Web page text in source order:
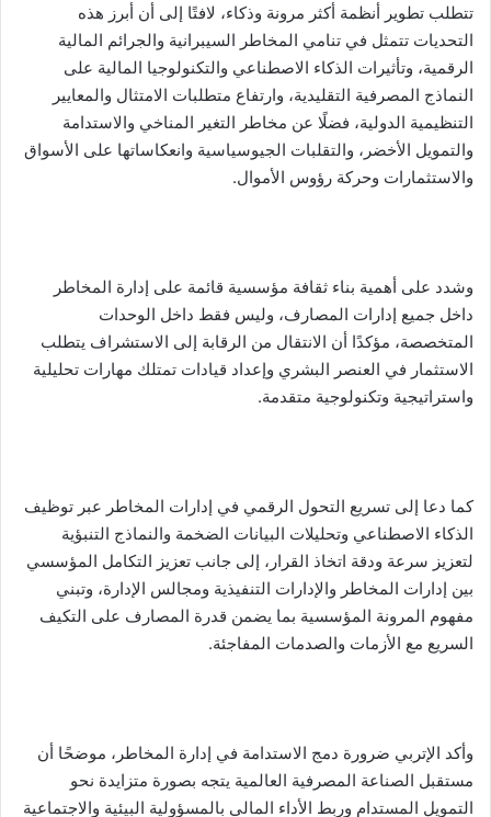
تتطلب تطوير أنظمة أكثر مرونة وذكاء، لافتًا إلى أن أبرز هذه
التحديات تتمثل في تنامي المخاطر السيبرانية والجرائم المالية
الرقمية، وتأثيرات الذكاء الاصطناعي والتكنولوجيا المالية على
النماذج المصرفية التقليدية، وارتفاع متطلبات الامتثال والمعايير
التنظيمية الدولية، فضلًا عن مخاطر التغير المناخي والاستدامة
والتمويل الأخضر، والتقلبات الجيوسياسية وانعكاساتها على الأسواق
والاستثمارات وحركة رؤوس الأموال.
وشدد على أهمية بناء ثقافة مؤسسية قائمة على إدارة المخاطر
داخل جميع إدارات المصارف، وليس فقط داخل الوحدات
المتخصصة، مؤكدًا أن الانتقال من الرقابة إلى الاستشراف يتطلب
الاستثمار في العنصر البشري وإعداد قيادات تمتلك مهارات تحليلية
واستراتيجية وتكنولوجية متقدمة.
كما دعا إلى تسريع التحول الرقمي في إدارات المخاطر عبر توظيف
الذكاء الاصطناعي وتحليلات البيانات الضخمة والنماذج التنبؤية
لتعزيز سرعة ودقة اتخاذ القرار، إلى جانب تعزيز التكامل المؤسسي
بين إدارات المخاطر والإدارات التنفيذية ومجالس الإدارة، وتبني
مفهوم المرونة المؤسسية بما يضمن قدرة المصارف على التكيف
السريع مع الأزمات والصدمات المفاجئة.
وأكد الإتربي ضرورة دمج الاستدامة في إدارة المخاطر، موضحًا أن
مستقبل الصناعة المصرفية العالمية يتجه بصورة متزايدة نحو
التمويل المستدام وربط الأداء المالي بالمسؤولية البيئية والاجتماعية